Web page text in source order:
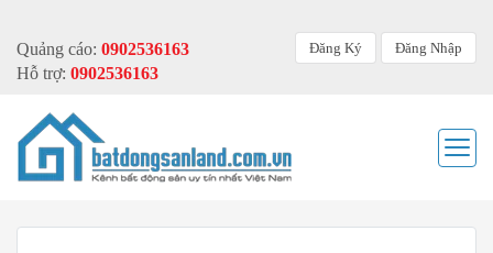
Quảng cáo: 0902536163
Hỗ trợ: 0902536163
Đăng Ký Đăng Nhập